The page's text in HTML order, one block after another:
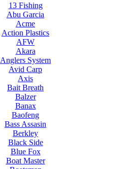
13 Fishing
Abu Garcia
Acme
Action Plastics
AFW
Akara
Anglers System
Avid Carp
Axis
Bait Breath
Balzer
Banax
Baofeng
Bass Assasin
Berkley
Black Side
Blue Fox
Boat Master